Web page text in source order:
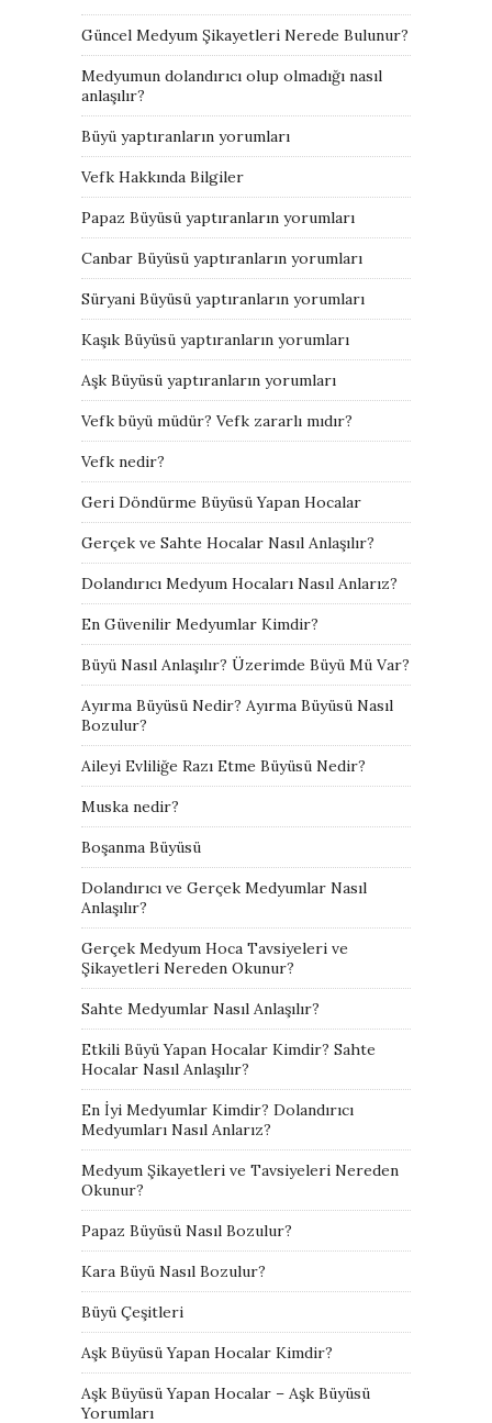
Güncel Medyum Şikayetleri Nerede Bulunur?
Medyumun dolandırıcı olup olmadığı nasıl
anlaşılır?
Büyü yaptıranların yorumları
Vefk Hakkında Bilgiler
Papaz Büyüsü yaptıranların yorumları
Canbar Büyüsü yaptıranların yorumları
Süryani Büyüsü yaptıranların yorumları
Kaşık Büyüsü yaptıranların yorumları
Aşk Büyüsü yaptıranların yorumları
Vefk büyü müdür? Vefk zararlı mıdır?
Vefk nedir?
Geri Döndürme Büyüsü Yapan Hocalar
Gerçek ve Sahte Hocalar Nasıl Anlaşılır?
Dolandırıcı Medyum Hocaları Nasıl Anlarız?
En Güvenilir Medyumlar Kimdir?
Büyü Nasıl Anlaşılır? Üzerimde Büyü Mü Var?
Ayırma Büyüsü Nedir? Ayırma Büyüsü Nasıl
Bozulur?
Aileyi Evliliğe Razı Etme Büyüsü Nedir?
Muska nedir?
Boşanma Büyüsü
Dolandırıcı ve Gerçek Medyumlar Nasıl
Anlaşılır?
Gerçek Medyum Hoca Tavsiyeleri ve
Şikayetleri Nereden Okunur?
Sahte Medyumlar Nasıl Anlaşılır?
Etkili Büyü Yapan Hocalar Kimdir? Sahte
Hocalar Nasıl Anlaşılır?
En İyi Medyumlar Kimdir? Dolandırıcı
Medyumları Nasıl Anlarız?
Medyum Şikayetleri ve Tavsiyeleri Nereden
Okunur?
Papaz Büyüsü Nasıl Bozulur?
Kara Büyü Nasıl Bozulur?
Büyü Çeşitleri
Aşk Büyüsü Yapan Hocalar Kimdir?
Aşk Büyüsü Yapan Hocalar – Aşk Büyüsü
Yorumları